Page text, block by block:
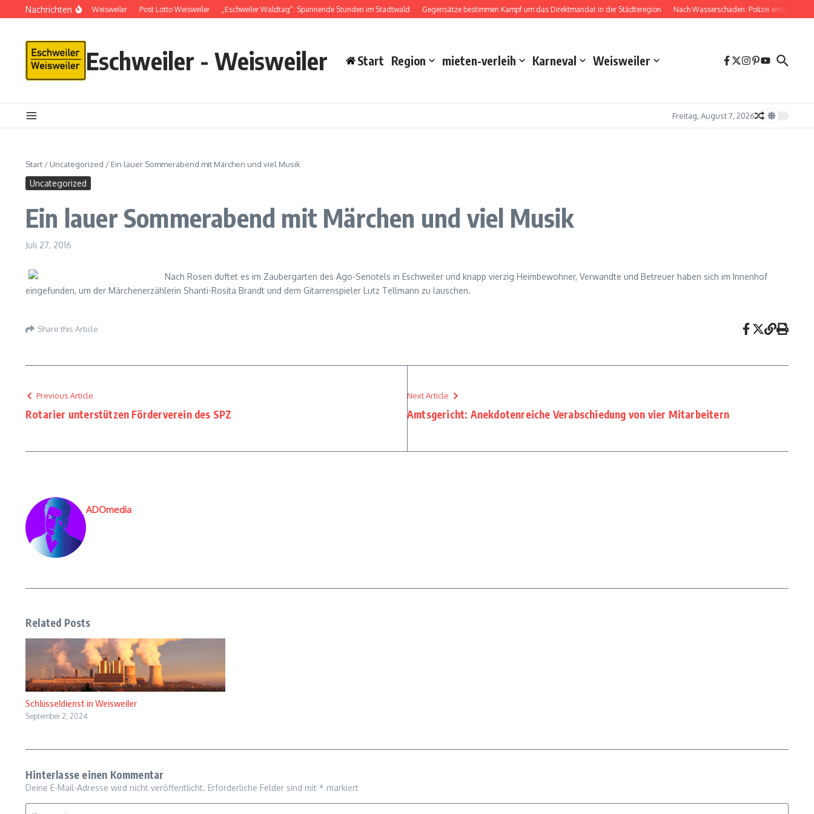
Nachrichten
Schlüsseldienst in Weisweiler Post Lotto Weisweiler „Eschweiler Waldtag“: Spannende Stunden im Stadtwald Gegensätze bestimmen Kampf um das Direktmandat in der Städteregion Nach Wasserschaden: Polizei entdeckt
Eschweiler - Weisweiler Start Region mieten-verleih Karneval Weisweiler
Freitag, August 7, 2026
Start / Uncategorized / Ein lauer Sommerabend mit Märchen und viel Musik
Uncategorized
Ein lauer Sommerabend mit Märchen und viel Musik
Juli 27, 2016
Nach Rosen duftet es im Zaubergarten des Ago-Senotels in Eschweiler und knapp vierzig Heimbewohner, Verwandte und Betreuer haben sich im Innenhof
eingefunden, um der Märchenerzählerin Shanti-Rosita Brandt und dem Gitarrenspieler Lutz Tellmann zu lauschen.
Share this Article
Previous Article
Rotarier unterstützen Förderverein des SPZ
Next Article
Amtsgericht: Anekdotenreiche Verabschiedung von vier Mitarbeitern
ADOmedia
Related Posts
Schlüsseldienst in Weisweiler
September 2, 2024
Hinterlasse einen Kommentar
Deine E-Mail-Adresse wird nicht veröffentlicht. Erforderliche Felder sind mit * markiert